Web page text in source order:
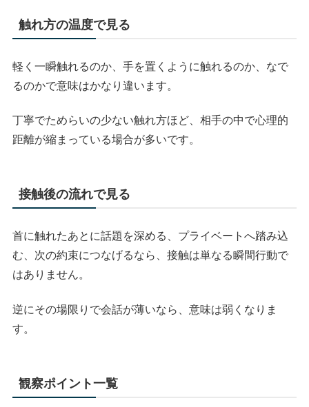
触れ方の温度で見る
軽く一瞬触れるのか、手を置くように触れるのか、なで
るのかで意味はかなり違います。
丁寧でためらいの少ない触れ方ほど、相手の中で心理的
距離が縮まっている場合が多いです。
接触後の流れで見る
首に触れたあとに話題を深める、プライベートへ踏み込
む、次の約束につなげるなら、接触は単なる瞬間行動で
はありません。
逆にその場限りで会話が薄いなら、意味は弱くなりま
す。
観察ポイント一覧